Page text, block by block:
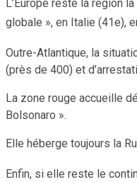
L’Europe reste la région
globale », en Italie (41e),
Outre-Atlantique, la
(près de 400) et
La zone rouge accueille
Bolsonaro ».
Elle héberge toujours la
Enfin, si elle reste le